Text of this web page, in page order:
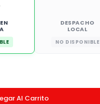
DESPACHO
LOCAL
NO DISPONIBLE
Al Carrito